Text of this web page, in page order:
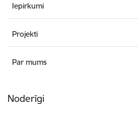
Iepirkumi
Projekti
Par mums
Noderīgi